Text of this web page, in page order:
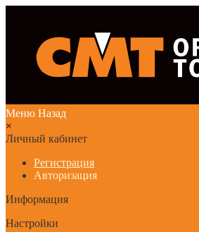
Меню Назад
×
Личный кабинет
Регистрация
Авторизация
Информация
Настройки